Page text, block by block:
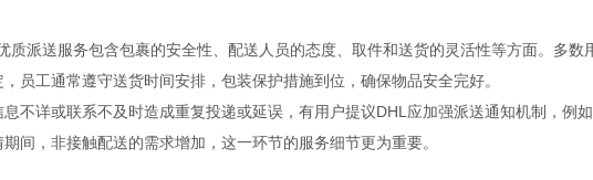
质派送服务包含包裹的安全性、配送人员的态度、取件和送货的灵活性等方面。多数
员工通常遵守送货时间安排，包装保护措施到位，确保物品安全完好。
不详或联系不及时造成重复投递或延误，有用户提议DHL应加强派送通知机制，例
间，非接触配送的需求增加，这一环节的服务细节更为重要。